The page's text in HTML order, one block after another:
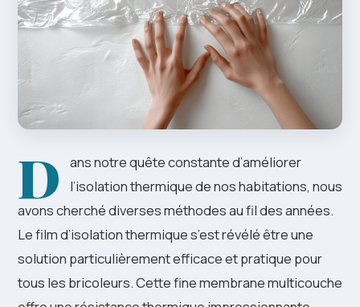
D
ans notre quête constante d’améliorer
l’isolation thermique de nos habitations, nous
avons cherché diverses méthodes au fil des années.
Le film d’isolation thermique s’est révélé être une
solution particulièrement efficace et pratique pour
tous les bricoleurs. Cette fine membrane multicouche